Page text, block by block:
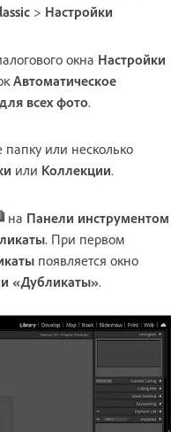
> Настройки
окна Настройки
Автоматическое
всех фото.
папку или несколько
или Коллекции.
на Панели инструментом
. При первом
появляется окно
«Дубликаты».